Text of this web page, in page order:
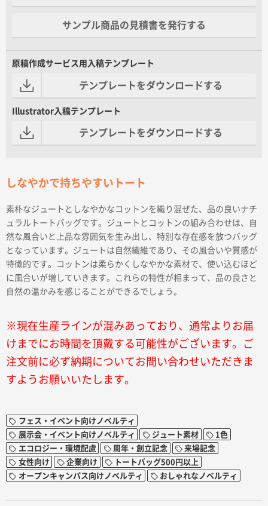
サンプル商品の見積書を発行する
原稿作成サービス用入稿テンプレート
テンプレートをダウンロードする
Illustrator入稿テンプレート
テンプレートをダウンロードする
しなやかで持ちやすいトート
素朴なジュートとしなやかなコットンを織り混ぜた、品の良いナチ
ュラルトートバッグです。ジュートとコットンの組み合わせは、自
然な風合いと上品な雰囲気を生み出し、特別な存在感を放つバッグ
となっています。ジュートは自然繊維であり、その風合いや質感が
特徴的です。コットンは柔らかくしなやかな素材で、使い込むほど
に風合いが増していきます。これらの特性が相まって、品の良さと
自然の温かみを感じることができるでしょう。
※現在生産ラインが混みあっており、通常よりお届
けまでにお時間を頂戴する可能性がございます。ご
注文前に必ず納期についてお問い合わせいただきま
すようお願いいたします。
フェス・イベント向けノベルティ
展示会・イベント向けノベルティ
ジュート素材
1色
エコロジー・環境配慮
周年・創立記念
来場記念
女性向け
企業向け
トートバッグ500円以上
オープンキャンパス向けノベルティ
おしゃれなノベルティ